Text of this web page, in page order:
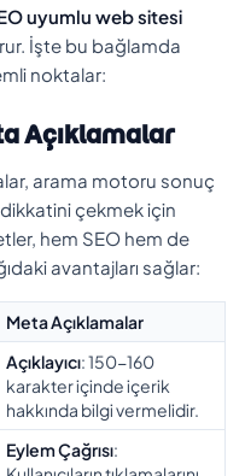
uyumlu web sitesi
İşte bu bağlamda
noktalar:
Açıklamalar
arama motoru sonuç
dikkatini çekmek için
hem SEO hem de
avantajları sağlar:
Meta Açıklamalar
Açıklayıcı: 150-160
karakter içinde içerik
hakkında bilgi vermelidir.
Eylem Çağrısı: